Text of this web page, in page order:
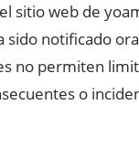
sitio web de
notificado
no permiten
o